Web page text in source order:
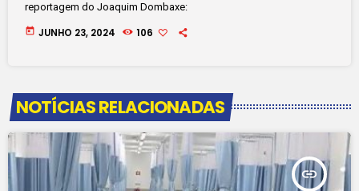
reportagem do Joaquim Dombaxe:
today JUNHO 23, 2024 106
NOTÍCIAS RELACIONADAS
insert_link